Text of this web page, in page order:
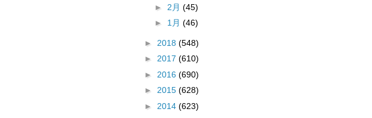
► 2月 (45)
► 1月 (46)
► 2018 (548)
► 2017 (610)
► 2016 (690)
► 2015 (628)
► 2014 (623)